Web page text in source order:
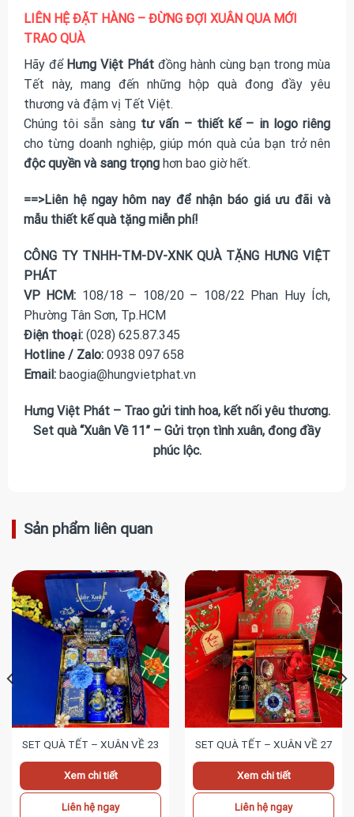
LIÊN HỆ ĐẶT HÀNG – ĐỪNG ĐỢI XUÂN QUA MỚI
TRAO QUÀ
Hãy để Hưng Việt Phát đồng hành cùng bạn trong mùa
Tết này, mang đến những hộp quà đong đầy yêu
thương và đậm vị Tết Việt.
Chúng tôi sẵn sàng tư vấn – thiết kế – in logo riêng
cho từng doanh nghiệp, giúp món quà của bạn trở nên
độc quyền và sang trọnghơn bao giờ hết.
==>Liên hệ ngay hôm nay để nhận báo giá ưu đãi và
mẫu thiết kế quà tặng miễn phí!
CÔNG TY TNHH-TM-DV-XNK QUÀ TẶNG HƯNG VIỆT
PHÁT
VP HCM: 108/18 – 108/20 – 108/22 Phan Huy Ích,
Phường Tân Sơn, Tp.HCM
Điện thoại:(028) 625.87.345
Hotline / Zalo:0938 097 658
Email: baogia@hungvietphat.vn
Hưng Việt Phát – Trao gửi tinh hoa, kết nối yêu thương.
Set quà “Xuân Về 11” – Gửi trọn tình xuân, đong đầy
phúc lộc.
Sản phẩm liên quan
SET QUÀ TẾT – XUÂN VỀ 23
Xem chi tiết
Liên hệ ngay
SET QUÀ TẾT – XUÂN VỀ 27
Xem chi tiết
Liên hệ ngay